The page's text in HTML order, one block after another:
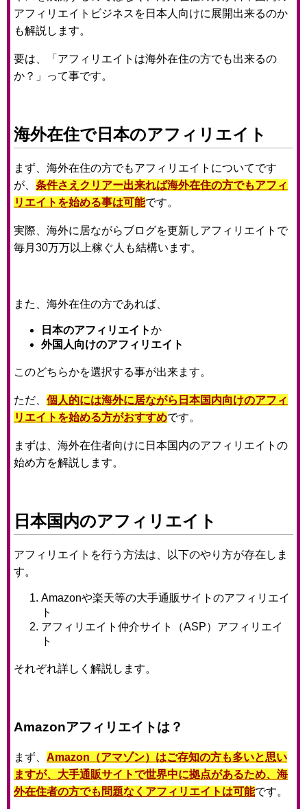
アフィリエイトビジネスを日本人向けに展開出来るのか
も解説します。
要は、「アフィリエイトは海外在住の方でも出来るの
か？」って事です。
海外在住で日本のアフィリエイト
まず、海外在住の方でもアフィリエイトについてです
が、 条件さえクリアー出来れば海外在住の方でもアフィ
リエイトを始める事は可能です。
実際、海外に居ながらブログを更新しアフィリエイトで
毎月30万万以上稼ぐ人も結構います。
また、海外在住の方であれば、
日本のアフィリエイトか
外国人向けのアフィリエイト
このどちらかを選択する事が出来ます。
ただ、 個人的には海外に居ながら日本国内向けのアフィ
リエイトを始める方がおすすめです。
まずは、海外在住者向けに日本国内のアフィリエイトの
始め方を解説します。
日本国内のアフィリエイト
アフィリエイトを行う方法は、以下のやり方が存在しま
す。
Amazonや楽天等の大手通販サイトのアフィリエイ
ト
アフィリエイト仲介サイト（ASP）アフィリエイ
ト
それぞれ詳しく解説します。
Amazonアフィリエイトは？
まず、 Amazon（アマゾン）はご存知の方も多いと思い
ますが、大手通販サイトで世界中に拠点があるため、海
外在住者の方でも問題なくアフィリエイトは可能です。